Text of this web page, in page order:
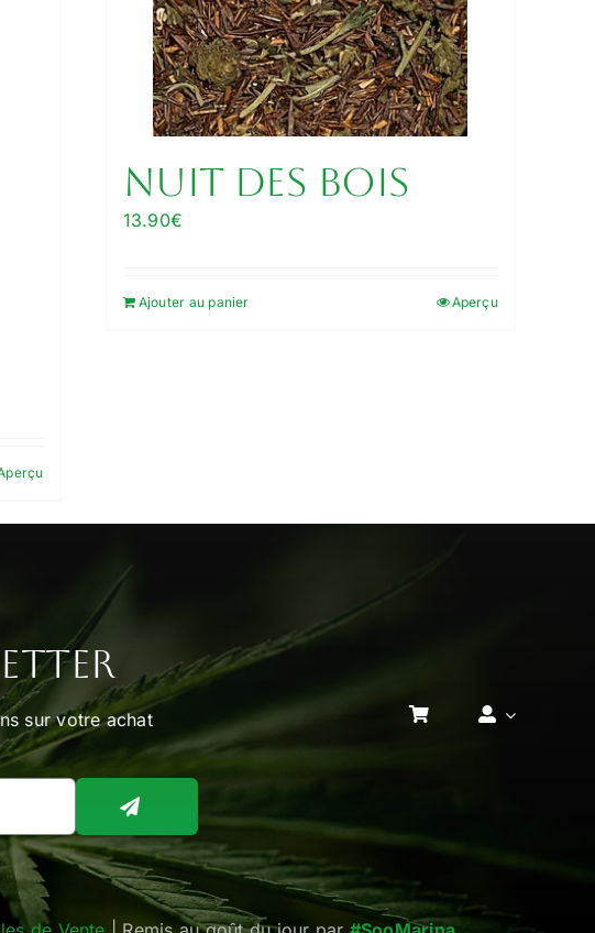
Nuit des bois
13.90€
Ajouter au panier Aperçu
sur votre achat